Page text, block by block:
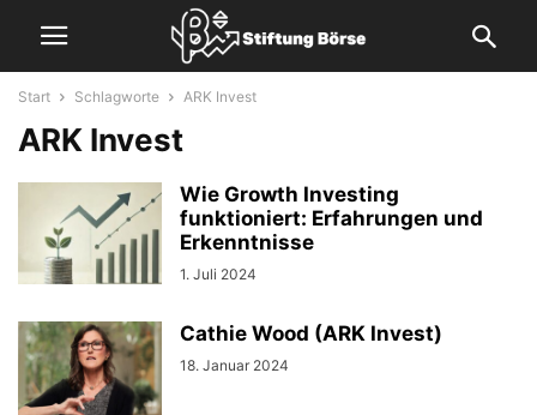
Start Schlagworte ARK Invest
ARK Invest
Wie Growth Investing
funktioniert: Erfahrungen und
Erkenntnisse
1. Juli 2024
Cathie Wood (ARK Invest)
18. Januar 2024